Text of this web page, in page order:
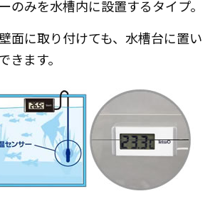
のみを水槽内に設置するタイプ。
面に取り付けても、水槽台に置い
きます。